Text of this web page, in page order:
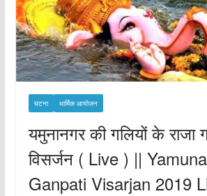
घटना धार्मिक आयोजन
यमुनानगर की गलियों के राजा
विसर्जन ( Live ) ||
Ganpati Visarjan 2019